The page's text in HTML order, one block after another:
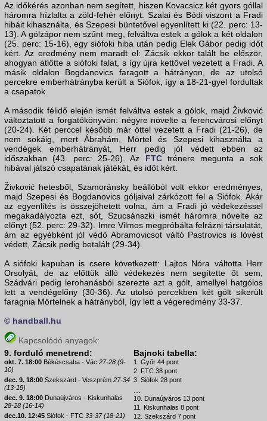
Az időkérés azonban nem segített, hiszen Kovacsicz két gyors góllal
háromra hízlalta a zöld-fehér előnyt. Szalai és Bódi viszont a Fradi
hibáit kihasználta, és Szepesi büntetővel egyenlített ki (22. perc: 13-
13). A gólzápor nem szűnt meg, felváltva estek a gólok a két oldalon
(25. perc: 15-16), egy siófoki hiba után pedig Elek Gábor pedig időt
kért. Az eredmény nem maradt el: Zácsik ekkor talált be először,
ahogyan átlőtte a siófoki falat, s így újra kettővel vezetett a Fradi. A
másik oldalon Bogdanovics faragott a hátrányon, de az utolsó
percekre emberhátrányba került a Siófok, így a 18-21-gyel fordultak
a csapatok.
A második félidő elején ismét felváltva estek a gólok, majd Živković
változtatott a forgatókönyvön: négyre növelte a ferencvárosi előnyt
(20-24). Két perccel később már öttel vezetett a Fradi (21-26), de
nem sokáig, mert Ábrahám, Mörtel és Szepesi kihasználta a
vendégek emberhátrányát, Herr pedig jól védett ebben az
időszakban (43. perc: 25-26). Az FTCtrénere megunta a sok
hibával játszó csapatának játékát, és időt kért.
Živković hetesből, Szamoránsky beállóból volt ekkor eredményes,
majd Szepesi és Bogdanovics góljaival zárkózott fel a Siófok. Akár
az egyenlítés is összejöhetett volna, ám a Fradi jó védekezéssel
megakadályozta ezt, sőt, Szucsánszki ismét háromra növelte az
előnyt (52. perc: 29-32). Imre Vilmos megpróbálta felrázni társulatát,
ám az egyébként jól védő Abramovicsot váltó Pastrovics is lövést
védett, Zácsik pedig betalált (29-34).
A siófoki kapuban is csere következett: Lajtos Nóra váltotta Herr
Orsolyát, de az előttük álló védekezés nem segítette őt sem,
Szádvári pedig lerohanásból szerezte azt a gólt, amellyel hatgólos
lett a vendégelőny (30-36). Az utolsó percekben két gólt sikerült
faragnia Mörtelnek a hátrányból, így lett a végeredmény 33-37.
© handball.hu
Kapcsolódó anyagok:
9. forduló menetrend:
okt. 7. 18:00 Békéscsaba - Vác 27-28 (9-
10)
dec. 9. 18:00 Szekszárd - Veszprém 27-34
(13-19)
dec. 9. 18:00 Dunaújváros - Kiskunhalas
28-28 (16-14)
dec.10. 12:45 Siófok - FTC 33-37 (18-21)
Bajnoki tabella:
1. Győr 44 pont
2. FTC 38 pont
3. Siófok 28 pont
...
10. Dunaújváros 13 pont
11. Kiskunhalas 8 pont
12. Szekszárd 7 pont